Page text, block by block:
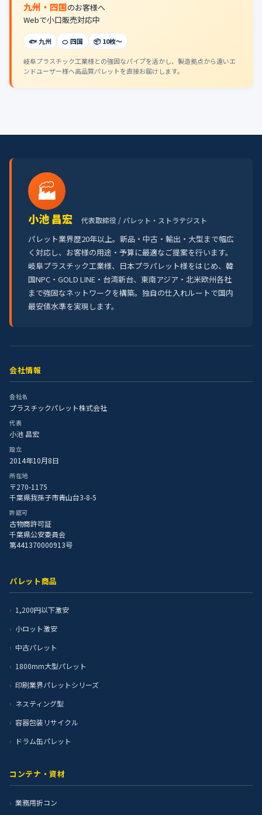
九州・四国のお客様へ
Webで小口販売対応中
🐟 九州 🍊 四国 📦 10枚〜
岐阜プラスチック工業様との強固なパイプを活かし、製造拠点から遠いエ
ンドユーザー様へ高品質パレットを直接お届けします。
🏭
小池 昌宏 代表取締役 / パレット・ストラテジスト
パレット業界歴20年以上。新品・中古・輸出・大型まで幅広
く対応し、お客様の用途・予算に最適なご提案を行います。
岐阜プラスチック工業様、日本プラパレット様をはじめ、韓
国NPC・GOLD LINE・台湾新台、東南アジア・北米欧州各社
まで強固なネットワークを構築。独自の仕入れルートで国内
最安値水準を実現します。
会社情報
会社名
プラスチックパレット株式会社
代表
小池 昌宏
設立
2014年10月8日
所在地
〒270-1175
千葉県我孫子市青山台3-8-5
許認可
古物商許可証
千葉県公安委員会
第441370000913号
パレット商品
1,200円以下激安
小ロット激安
中古パレット
1800mm大型パレット
印刷業界パレットシリーズ
ネスティング型
容器包装リサイクル
ドラム缶パレット
コンテナ・資材
業務用折コン